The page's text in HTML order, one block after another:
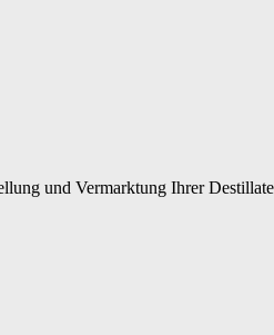
und Vermarktung Ihrer